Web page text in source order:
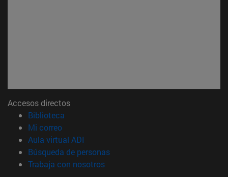
Accesos directos
Biblioteca
Mi correo(abre en nueva ventana)
Aula virtual ADI
Búsqueda de personas(abre en nueva ventana)
Trabaja con nosotros(abre en nueva ventana)